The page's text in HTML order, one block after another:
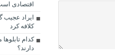
اقتصادی
ایراد
کلافه کرد
کدام تابلوها
دارند؟